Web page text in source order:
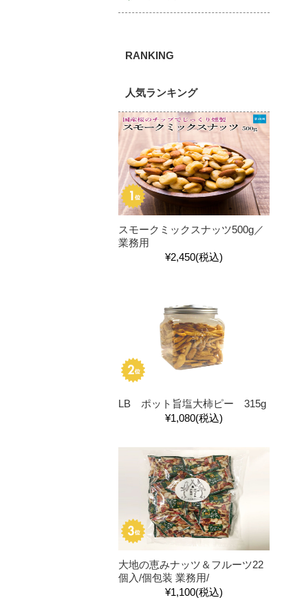
人気ランキング
スモークミックスナッツ500g／
業務用
¥2,450(税込)
LB ポット旨塩大柿ピー 315g
¥1,080(税込)
大地の恵みナッツ＆フルーツ22
個入/個包装 業務用/
¥1,100(税込)